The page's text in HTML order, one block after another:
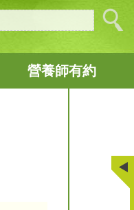
營養師有約